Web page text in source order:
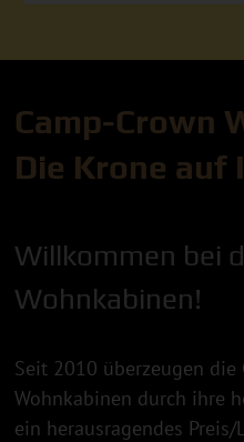
Camp-Crown
Die Krone auf
Willkommen bei
Wohnkabinen!
Seit 2010 überzeugen die
Wohnkabinen durch ihre
ein herausragendes